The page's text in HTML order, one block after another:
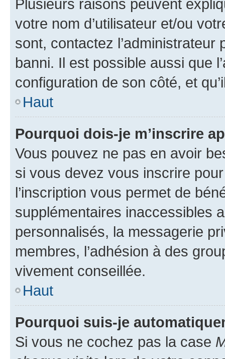
Plusieurs raisons peuvent
votre nom d’utilisateur et/ou
sont, contactez l’administrateur
banni. Il est possible aussi que
configuration de son côté, et
Haut
Pourquoi dois-je m’inscrire
Vous pouvez ne pas en avoir
si vous devez vous inscrire
l’inscription vous permet de
supplémentaires inaccessibles
personnalisés, la messagerie
membres, l’adhésion à des
vivement conseillée.
Haut
Pourquoi suis-je
Si vous ne cochez pas la case